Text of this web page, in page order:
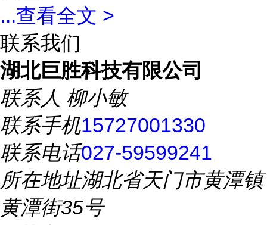
...查看全文 >
联系我们
湖北巨胜科技有限公司
联系人 柳小敏
联系手机15727001330
联系电话027-59599241
所在地址湖北省天门市黄潭镇
黄潭街35号